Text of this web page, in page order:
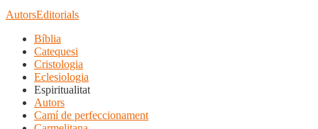
AutorsEditorials
Bíblia
Catequesi
Cristologia
Eclesiologia
Espiritualitat
Autors
Camí de perfeccionament